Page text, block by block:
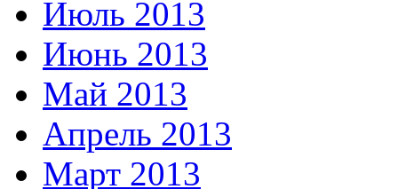
Июль 2013
Июнь 2013
Май 2013
Апрель 2013
Март 2013